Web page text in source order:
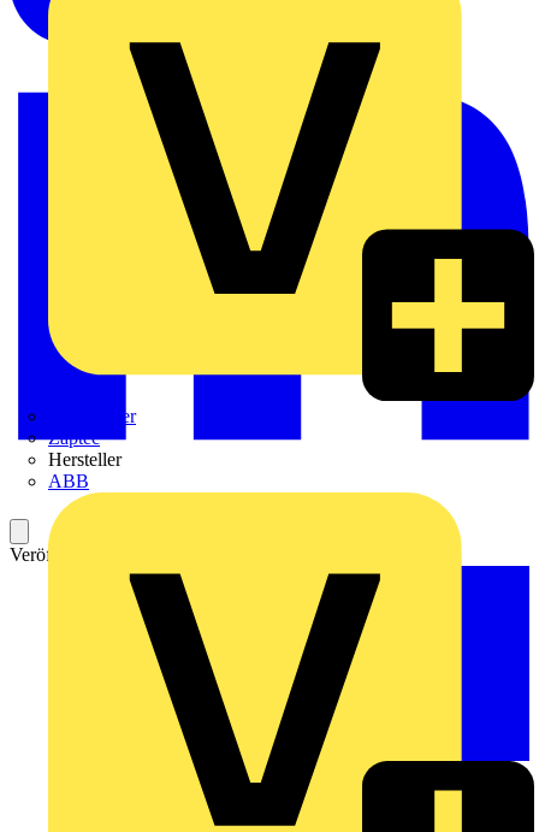
Weidmüller
Zaptec
Hersteller
ABB
Veröffentlicht: 23. Februar 2022